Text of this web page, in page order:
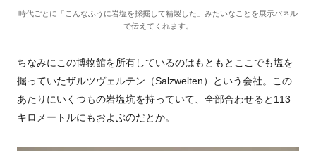
時代ごとに「こんなふうに岩塩を採掘して精製した」みたいなことを展示パネル
で伝えてくれます。
ちなみにこの博物館を所有しているのはもともとここでも塩を
掘っていたザルツヴェルテン（Salzwelten）という会社。この
あたりにいくつもの岩塩坑を持っていて、全部合わせると 113
キロメートルにもおよぶのだとか。